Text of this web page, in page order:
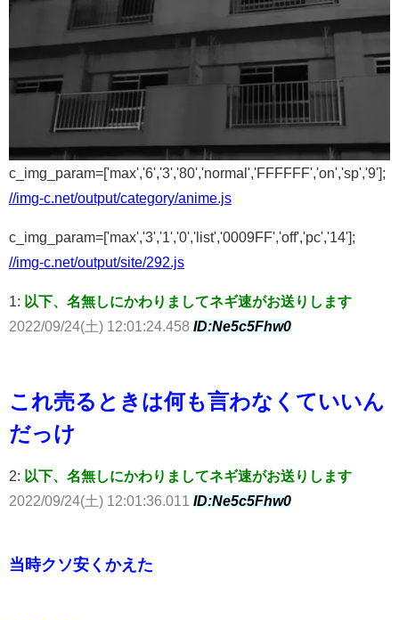
c_img_param=['max','6','3','80','normal','FFFFFF','on','sp','9'];
//img-c.net/output/category/anime.js
c_img_param=['max','3','1','0','list','0009FF','off','pc','14'];
//img-c.net/output/site/292.js
1: 以下、名無しにかわりましてネギ速がお送りします
2022/09/24(土) 12:01:24.458 ID:Ne5c5Fhw0
これ売るときは何も言わなくていいん
だっけ
2: 以下、名無しにかわりましてネギ速がお送りします
2022/09/24(土) 12:01:36.011 ID:Ne5c5Fhw0
当時クソ安くかえた